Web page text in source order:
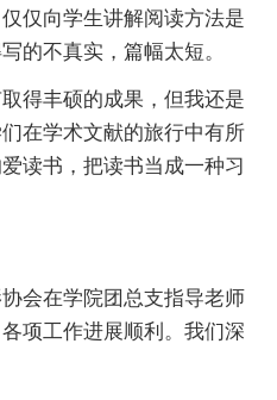
仅向学生讲解阅读方法是
的不真实，篇幅太短。
丰硕的成果，但我还是
在学术文献的旅行中有所
读书，把读书当成一种习
在学院团总支指导老师
项工作进展顺利。我们深